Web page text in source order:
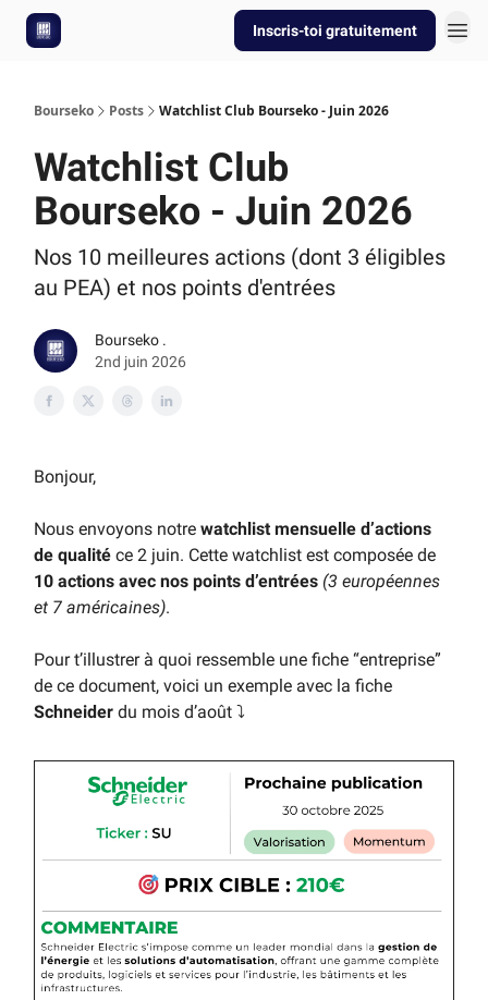
Inscris-toi gratuitement
Bourseko Posts Watchlist Club Bourseko - Juin 2026
Watchlist Club
Bourseko - Juin 2026
Nos 10 meilleures actions (dont 3 éligibles
au PEA) et nos points d'entrées
Bourseko .
2nd juin 2026
Bonjour,
Nous envoyons notre watchlist mensuelle d’actions
de qualité ce 2 juin. Cette watchlist est composée de
10 actions avec nos points d’entrées (3 européennes
et 7 américaines).
Pour t’illustrer à quoi ressemble une fiche “entreprise”
de ce document, voici un exemple avec la fiche
Schneider du mois d’août ⤵️